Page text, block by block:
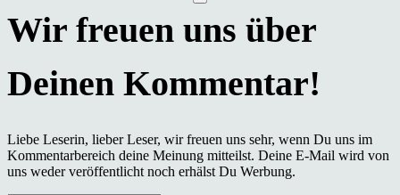
Liebe Leserin, lieber Leser, wir freuen uns sehr, wenn Du uns im
Kommentarbereich deine Meinung mitteilst. Deine E-Mail wird von
uns weder veröffentlicht noch erhälst Du Werbung.